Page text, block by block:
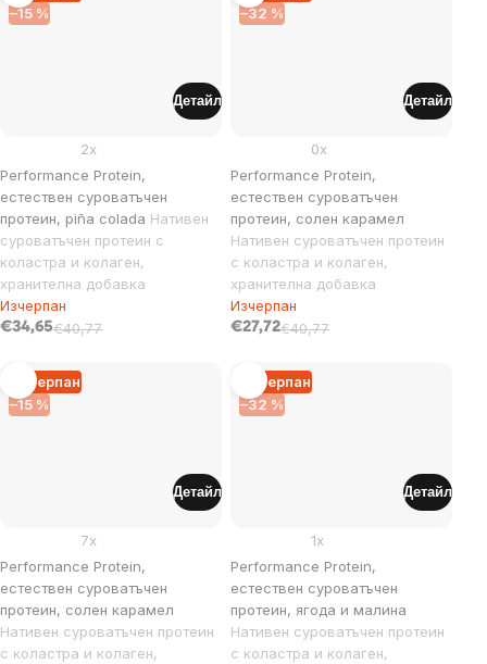
–15 %
Performance Protein,
естествен суроватъчен
протеин, piña colada Нативен
суроватъчен протеин с
коластра и колаген,
хранителна добавка
2x
Изчерпан
€34,65€40,77
Детайл
–32 %
Performance Protein,
естествен суроватъчен
протеин, солен карамел
Нативен суроватъчен протеин
с коластра и колаген,
хранителна добавка
0x
Изчерпан
€27,72€40,77
Детайл
Изчерпан
–15 %
Performance Protein,
естествен суроватъчен
протеин, солен карамел
Нативен суроватъчен протеин
с коластра и колаген,
7x
Детайл
Изчерпан
–32 %
Performance Protein,
естествен суроватъчен
протеин, ягода и малина
Нативен суроватъчен протеин
с коластра и колаген,
1x
Детайл